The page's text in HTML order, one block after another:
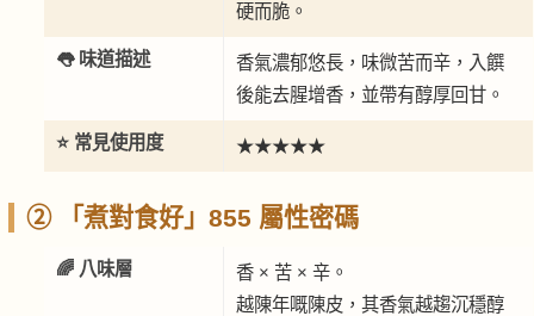
硬而脆。
👅 味道描述
香氣濃郁悠長，味微苦而辛，入饌
後能去腥增香，並帶有醇厚回甘。
⭐ 常見使用度 ★★★★★
② 「煮對食好」855 屬性密碼
🌈 八味層
香 × 苦 × 辛。
越陳年嘅陳皮，其香氣越趨沉穩醇